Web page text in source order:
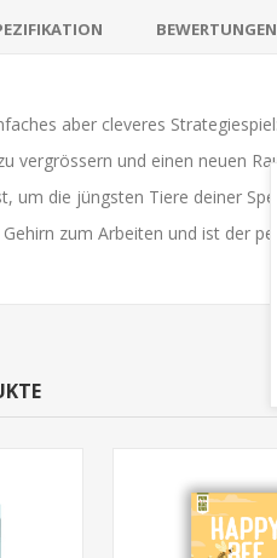
BEWERTUNGEN
aber cleveres
vergrössern und einen neuen
um die jüngsten Tiere deiner
zum Arbeiten und ist der